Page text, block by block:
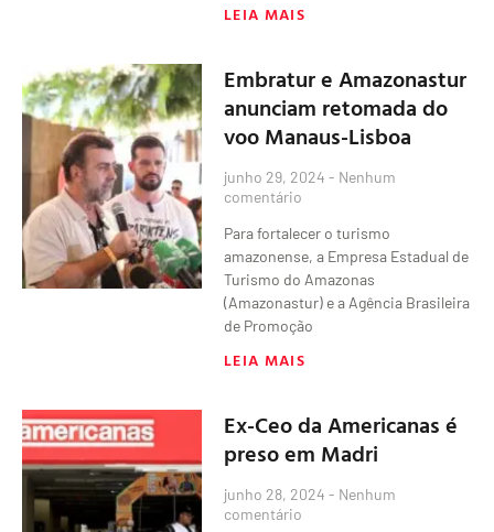
LEIA MAIS
Embratur e Amazonastur
anunciam retomada do
voo Manaus-Lisboa
junho 29, 2024 Nenhum
comentário
Para fortalecer o turismo
amazonense, a Empresa Estadual de
Turismo do Amazonas
(Amazonastur) e a Agência Brasileira
de Promoção
LEIA MAIS
Ex-Ceo da Americanas é
preso em Madri
junho 28, 2024 Nenhum
comentário